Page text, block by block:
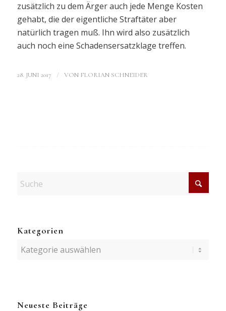
zusätzlich zu dem Ärger auch jede Menge Kosten
gehabt, die der eigentliche Straftäter aber
natürlich tragen muß. Ihn wird also zusätzlich
auch noch eine Schadensersatzklage treffen.
28. JUNI 2017 / VON FLORIAN SCHNEIDER
Kategorien
Kategorien
Neueste Beiträge